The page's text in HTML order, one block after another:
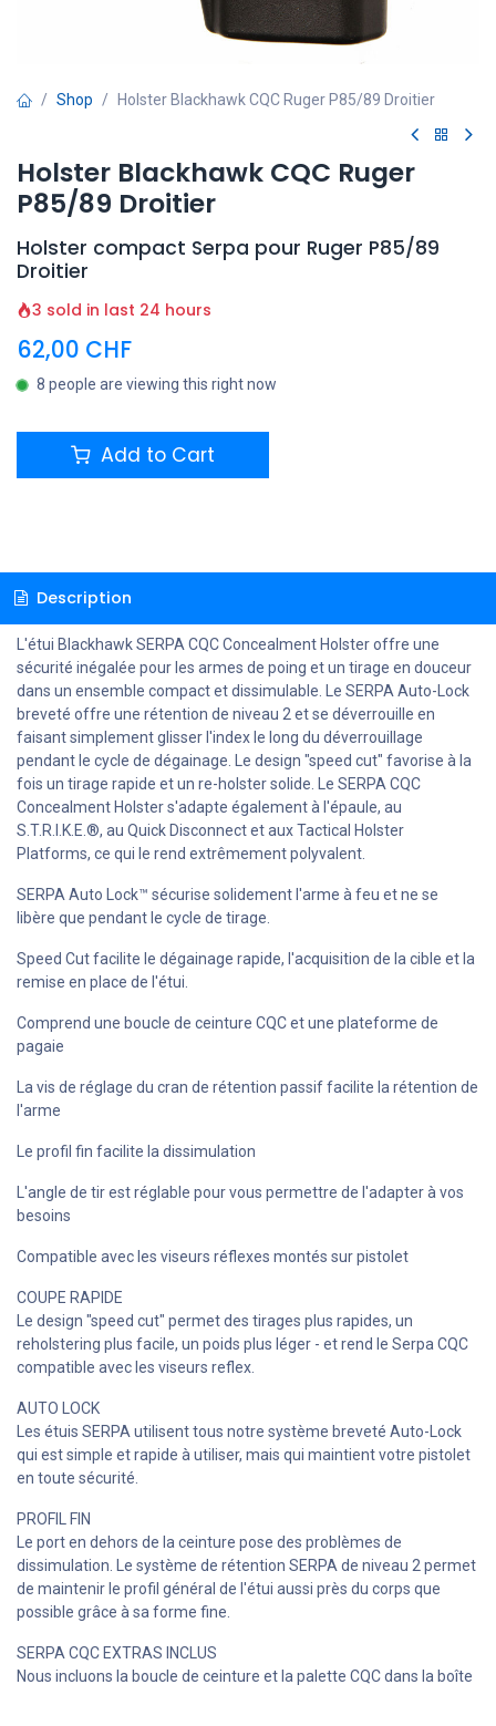
Shop Holster Blackhawk CQC Ruger P85/89 Droitier
Holster Blackhawk CQC Ruger
P85/89 Droitier
Holster compact Serpa pour Ruger P85/89
Droitier
3 sold in last 24 hours
62,00 CHF
8 people are viewing this right now
Add to Cart
Description
L'étui Blackhawk SERPA CQC Concealment Holster offre une
sécurité inégalée pour les armes de poing et un tirage en douceur
dans un ensemble compact et dissimulable. Le SERPA Auto-Lock
breveté offre une rétention de niveau 2 et se déverrouille en
faisant simplement glisser l'index le long du déverrouillage
pendant le cycle de dégainage. Le design "speed cut" favorise à la
fois un tirage rapide et un re-holster solide. Le SERPA CQC
Concealment Holster s'adapte également à l'épaule, au
S.T.R.I.K.E.®, au Quick Disconnect et aux Tactical Holster
Platforms, ce qui le rend extrêmement polyvalent.
SERPA Auto Lock™ sécurise solidement l'arme à feu et ne se
libère que pendant le cycle de tirage.
Speed Cut facilite le dégainage rapide, l'acquisition de la cible et la
remise en place de l'étui.
Comprend une boucle de ceinture CQC et une plateforme de
pagaie
La vis de réglage du cran de rétention passif facilite la rétention de
l'arme
Le profil fin facilite la dissimulation
L'angle de tir est réglable pour vous permettre de l'adapter à vos
besoins
Compatible avec les viseurs réflexes montés sur pistolet
COUPE RAPIDE
Le design "speed cut" permet des tirages plus rapides, un
reholstering plus facile, un poids plus léger - et rend le Serpa CQC
compatible avec les viseurs reflex.
AUTO LOCK
Les étuis SERPA utilisent tous notre système breveté Auto-Lock
qui est simple et rapide à utiliser, mais qui maintient votre pistolet
en toute sécurité.
PROFIL FIN
Le port en dehors de la ceinture pose des problèmes de
dissimulation. Le système de rétention SERPA de niveau 2 permet
de maintenir le profil général de l'étui aussi près du corps que
possible grâce à sa forme fine.
SERPA CQC EXTRAS INCLUS
Nous incluons la boucle de ceinture et la palette CQC dans la boîte